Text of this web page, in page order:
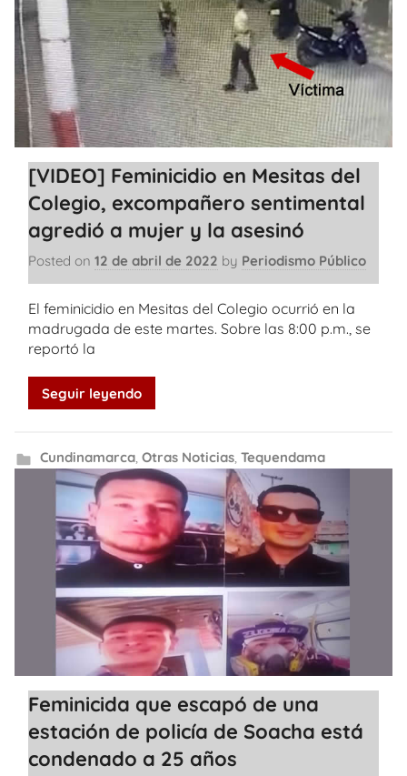
[VIDEO] Feminicidio en Mesitas del
Colegio, excompañero sentimental
agredió a mujer y la asesinó
Posted on 12 de abril de 2022 by Periodismo Público
El feminicidio en Mesitas del Colegio ocurrió en la
madrugada de este martes. Sobre las 8:00 p.m., se
reportó la
Seguir leyendo
Cundinamarca, Otras Noticias, Tequendama
Feminicida que escapó de una
estación de policía de Soacha está
condenado a 25 años